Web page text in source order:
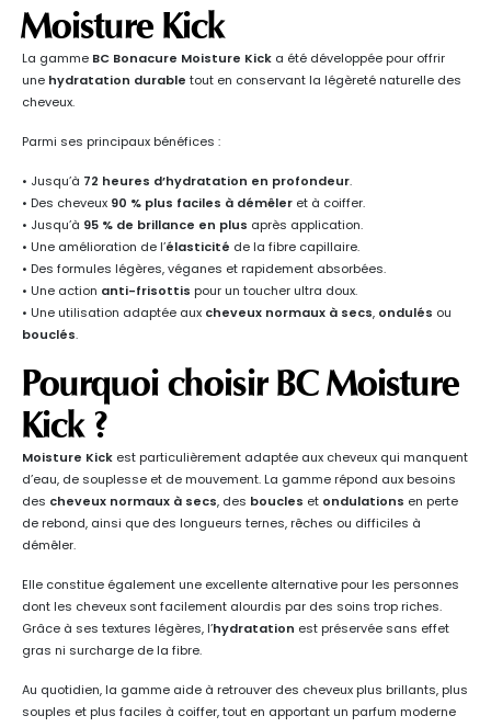
Moisture Kick
La gamme BC Bonacure Moisture Kick a été développée pour offrir
une hydratation durable tout en conservant la légèreté naturelle des
cheveux.
Parmi ses principaux bénéfices :
• Jusqu’à 72 heures d’hydratation en profondeur.
• Des cheveux 90 % plus faciles à démêler et à coiffer.
• Jusqu’à 95 % de brillance en plus après application.
• Une amélioration de l’élasticité de la fibre capillaire.
• Des formules légères, véganes et rapidement absorbées.
• Une action anti-frisottis pour un toucher ultra doux.
• Une utilisation adaptée aux cheveux normaux à secs, ondulés ou
bouclés.
Pourquoi choisir BC Moisture
Kick?
Moisture Kick est particulièrement adaptée aux cheveux qui manquent
d’eau, de souplesse et de mouvement. La gamme répond aux besoins
des cheveux normaux à secs, des boucles et ondulations en perte
de rebond, ainsi que des longueurs ternes, rêches ou difficiles à
démêler.
Elle constitue également une excellente alternative pour les personnes
dont les cheveux sont facilement alourdis par des soins trop riches.
Grâce à ses textures légères, l’hydratation est préservée sans effet
gras ni surcharge de la fibre.
Au quotidien, la gamme aide à retrouver des cheveux plus brillants, plus
souples et plus faciles à coiffer, tout en apportant un parfum moderne